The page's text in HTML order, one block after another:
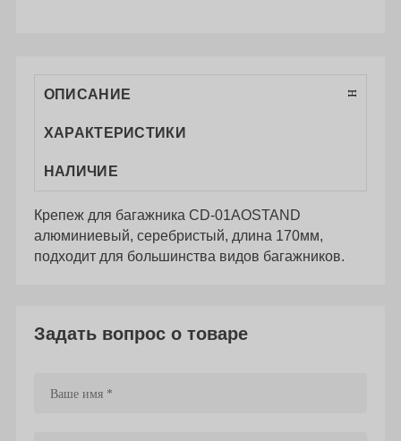
ОПИСАНИЕ
ХАРАКТЕРИСТИКИ
НАЛИЧИЕ
Крепеж для багажника CD-01АOSTAND
алюминиевый, серебристый, длина 170мм,
подходит для большинства видов багажников.
Задать вопрос о товаре